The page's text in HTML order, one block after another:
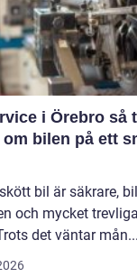
i Örebro så tar du
om bilen på ett
bil är säkrare,
och mycket
det väntar mån...